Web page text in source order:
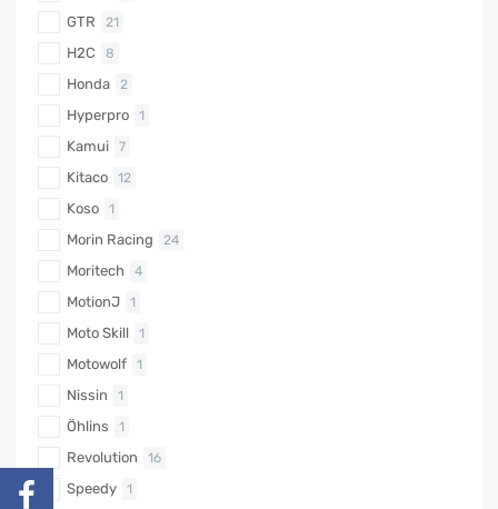
GTR 21
H2C 8
Honda 2
Hyperpro 1
Kamui 7
Kitaco 12
Koso 1
Morin Racing 24
Moritech 4
MotionJ 1
Moto Skill 1
Motowolf 1
Nissin 1
Öhlins 1
Revolution 16
Speedy 1